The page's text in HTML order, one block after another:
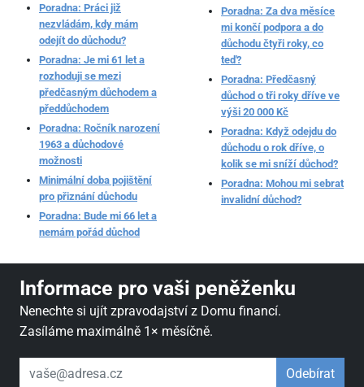
Poradna: Práci již
nezvládám, kdy mám
odejít do důchodu?
Poradna: Je mi 61 let a
rozhoduji se mezi
předčasným důchodem a
předdůchodem
Poradna: Ročník narození
1963 a důchodové
možnosti
Minimální doba pojištění
pro přiznání důchodu
Poradna: Bude mi 66 let a
nemám pořád důchod
Poradna: Za dva měsíce
mi končí podpora a do
důchodu čtyři roky, co
teď?
Poradna: Předčasný
důchod o tři roky dříve ve
výši 20 000 Kč
Poradna: Když odejdu do
důchodu o rok dříve, o
kolik se mi sníží důchod?
Poradna: Mohou mi sebrat
invalidní důchod?
Informace pro vaši peněženku
Nenechte si ujít zpravodajství z Domu financí.
Zasíláme maximálně 1× měsíčně.
váš email Odebírat